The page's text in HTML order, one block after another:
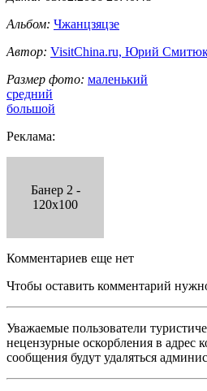
Альбом: Чжанцзяцзе
Автор: VisitChina.ru, Юрий
Размер фото: маленький
средний
большой
Реклама:
Банер 2 -
120x100
Комментариев еще нет
Чтобы оставить комментарий
Уважаемые пользователи
нецензурные оскорбления в
сообщения будут удаляться